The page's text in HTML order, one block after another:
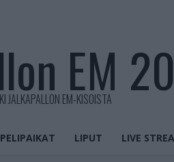
EM
JALKAPALLON EM-KISOISTA
PELIPAIKAT LIPUT LIVE